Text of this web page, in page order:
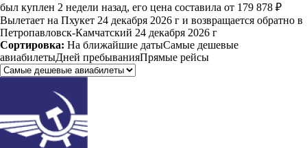
был куплен 2 недели назад, его цена составила от 179 878 ₽
Вылетает на Пхукет 24 декабря 2026 г и возвращается обратно в
Петропавловск-Камчатский 24 декабря 2026 г
Сортировка: На ближайшие датыСамые дешевые
авиабилетыДней пребыванияПрямые рейсы